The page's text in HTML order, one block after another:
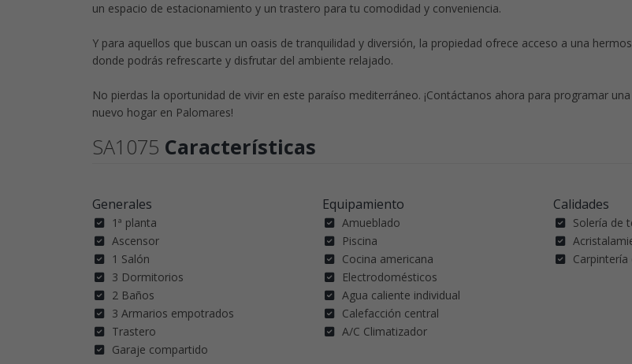
un espacio de estacionamiento y un trastero para tu comodidad y conveniencia.
Y para aquellos que buscan un oasis de tranquilidad y diversión, la propiedad ofrece acceso a una
donde podrás refrescarte y disfrutar del ambiente relajado.
No pierdas la oportunidad de vivir en este paraíso mediterráneo. ¡Contáctanos ahora para programar
nuevo hogar en Palomares!
SA1075 Características
Generales
1ª planta
Ascensor
1 Salón
3 Dormitorios
2 Baños
3 Armarios empotrados
Trastero
Garaje compartido
Equipamiento
Amueblado
Piscina
Cocina americana
Electrodomésticos
Agua caliente individual
Calefacción central
A/C Climatizador
Calidades
Solería de